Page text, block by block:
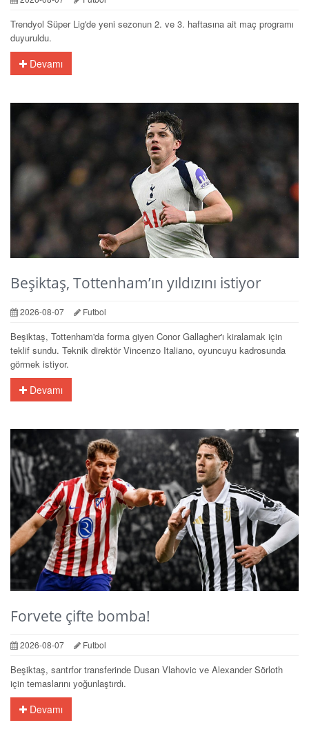
Trendyol Süper Lig'de yeni sezonun 2. ve 3. haftasına ait maç programı
duyuruldu.
Devamı
Beşiktaş, Tottenham’ın yıldızını istiyor
2026-08-07 Futbol
Beşiktaş, Tottenham'da forma giyen Conor Gallagher'ı kiralamak için
teklif sundu. Teknik direktör Vincenzo Italiano, oyuncuyu kadrosunda
görmek istiyor.
Devamı
Forvete çifte bomba!
2026-08-07 Futbol
Beşiktaş, santrfor transferinde Dusan Vlahovic ve Alexander Sörloth
için temaslarını yoğunlaştırdı.
Devamı